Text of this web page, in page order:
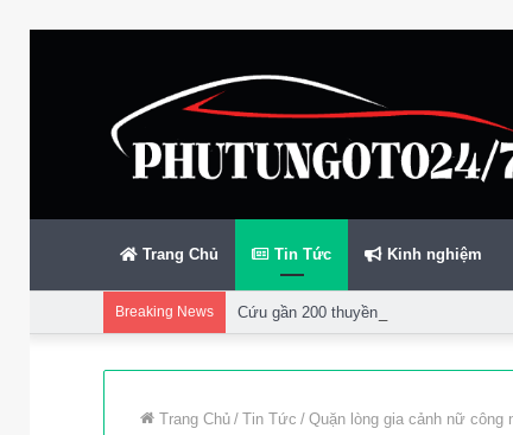
Trang Chủ Tin Tức Kinh nghiệm
Breaking News Cứu gần 200 thuyền viên gặp sự cố trên
Trang Chủ / Tin Tức / Quặn lòng gia cảnh nữ